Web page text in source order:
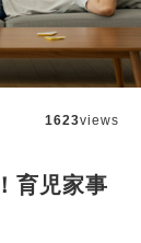
1623views
育児家事